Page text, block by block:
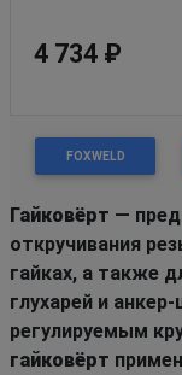
4 734 ₽
FOXWELD
Гайковёрт —
откручивания
гайках, а также
глухарей и
регулируемым
гайковёрт